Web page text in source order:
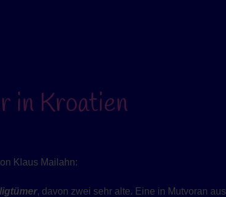
in Kroatien
Klaus Mailahn:
, davon zwei sehr alte. Eine in Mutvoran